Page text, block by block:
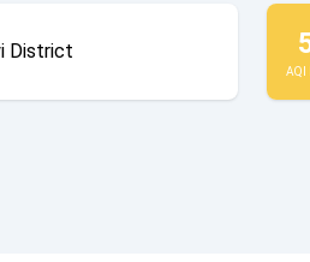
District
AQI